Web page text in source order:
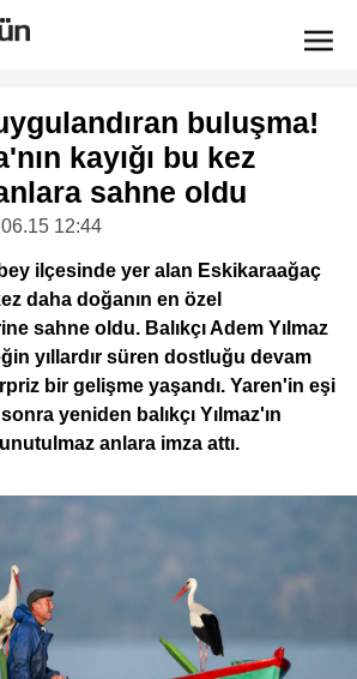
buluşma!
kayığı bu kez
sahne oldu
12:44
ilçesinde yer alan Eskikaraağaç
daha doğanın en özel
sahne oldu. Balıkçı Adem Yılmaz
yıllardır süren dostluğu devam
bir gelişme yaşandı. Yaren'in eşi
yeniden balıkçı Yılmaz'ın
anlara imza attı.